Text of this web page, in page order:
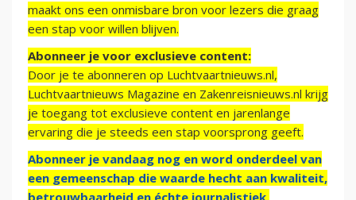
maakt ons een onmisbare bron voor lezers die graag
een stap voor willen blijven.
Abonneer je voor exclusieve content:
Door je te abonneren op Luchtvaartnieuws.nl,
Luchtvaartnieuws Magazine en Zakenreisnieuws.nl krijg
je toegang tot exclusieve content en jarenlange
ervaring die je steeds een stap voorsprong geeft.
Abonneer je vandaag nog en word onderdeel van
een gemeenschap die waarde hecht aan kwaliteit,